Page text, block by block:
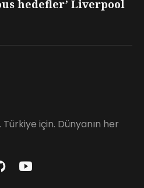
hedefler’ Liverpool
için. Dünyanın her